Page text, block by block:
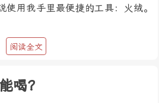
用我手里最便捷的工具：火绒。
阅读全文
喝？